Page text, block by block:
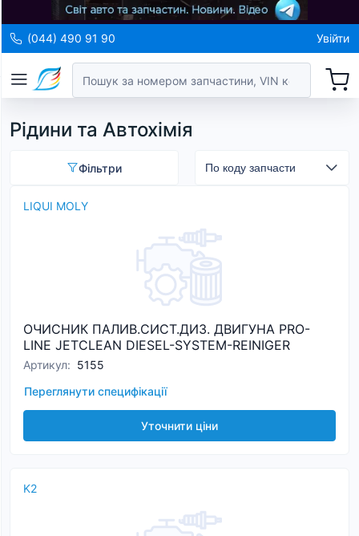
(044) 490 91 90 Увійти
Рідини та Автохімія
Фільтри
LIQUI MOLY
ОЧИСНИК ПАЛИВ.СИСТ.ДИЗ. ДВИГУНА PRO-
LINE JETCLEAN DIESEL-SYSTEM-REINIGER
Артикул: 5155
Переглянути специфікації
Уточнити ціни
K2